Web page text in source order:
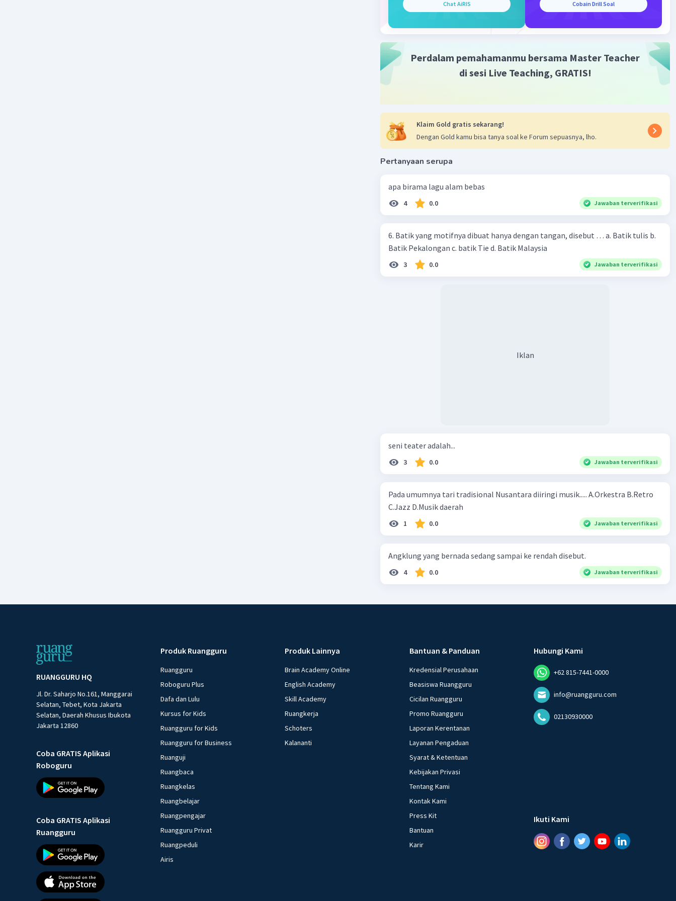
Chat AiRIS Cobain Drill Soal
Perdalam pemahamanmu bersama Master Teacher
di sesi Live Teaching, GRATIS!
Klaim Gold gratis sekarang!
Dengan Gold kamu bisa tanya soal ke Forum sepuasnya, lho.
Pertanyaan serupa
apa birama lagu alam bebas
4 0.0 Jawaban terverifikasi
6. Batik yang motifnya dibuat hanya dengan tangan, disebut … a. Batik tulis b.
Batik Pekalongan c. batik Tie d. Batik Malaysia
3 0.0 Jawaban terverifikasi
Iklan
seni teater adalah...
3 0.0 Jawaban terverifikasi
Pada umumnya tari tradisional Nusantara diiringi musik..... A.Orkestra B.Retro
C.Jazz D.Musik daerah​
1 0.0 Jawaban terverifikasi
Angklung yang bernada sedang sampai ke rendah disebut.
4 0.0 Jawaban terverifikasi
RUANGGURU HQ
Jl. Dr. Saharjo No.161, Manggarai
Selatan, Tebet, Kota Jakarta
Selatan, Daerah Khusus Ibukota
Jakarta 12860
Coba GRATIS Aplikasi
Roboguru
Coba GRATIS Aplikasi
Ruangguru
Produk Ruangguru
Ruangguru
Roboguru Plus
Dafa dan Lulu
Kursus for Kids
Ruangguru for Kids
Ruangguru for Business
Ruanguji
Ruangbaca
Ruangkelas
Ruangbelajar
Ruangpengajar
Ruangguru Privat
Ruangpeduli
Airis
Produk Lainnya
Brain Academy Online
English Academy
Skill Academy
Ruangkerja
Schoters
Kalananti
Bantuan & Panduan
Kredensial Perusahaan
Beasiswa Ruangguru
Cicilan Ruangguru
Promo Ruangguru
Laporan Kerentanan
Layanan Pengaduan
Syarat & Ketentuan
Kebijakan Privasi
Tentang Kami
Kontak Kami
Press Kit
Bantuan
Karir
Hubungi Kami
+62 815-7441-0000
info@ruangguru.com
02130930000
Ikuti Kami